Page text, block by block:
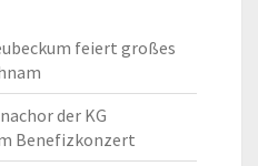
feiert großes
der KG
Benefizkonzert